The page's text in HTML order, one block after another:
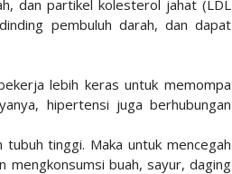
dan partikel kolesterol jahat (LDL
pembuluh darah, dan dapat
lebih keras untuk memompa
hipertensi juga berhubungan
tinggi. Maka untuk mencegah
mengkonsumsi buah, sayur, daging